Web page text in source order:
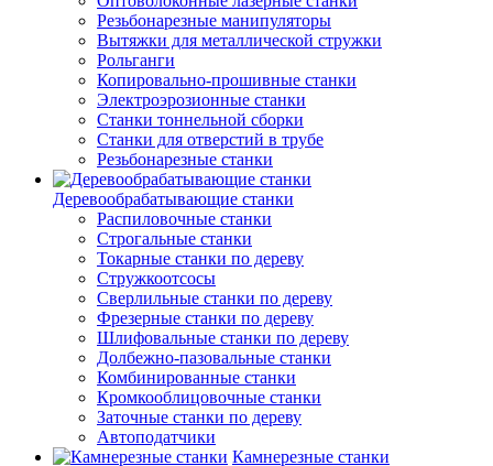
Резьбонарезные манипуляторы
Вытяжки для металлической стружки
Рольганги
Копировально-прошивные станки
Электроэрозионные станки
Станки тоннельной сборки
Станки для отверстий в трубе
Резьбонарезные станки
Деревообрабатывающие станки
Распиловочные станки
Строгальные станки
Токарные станки по дереву
Стружкоотсосы
Сверлильные станки по дереву
Фрезерные станки по дереву
Шлифовальные станки по дереву
Долбежно-пазовальные станки
Комбинированные станки
Кромкооблицовочные станки
Заточные станки по дереву
Автоподатчики
Камнерезные станки